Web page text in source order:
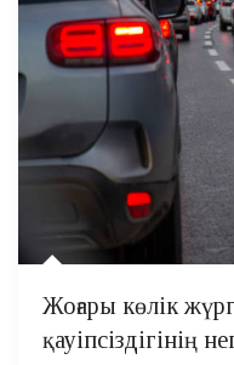
Жоғары көлік
қауіпсіздігінің